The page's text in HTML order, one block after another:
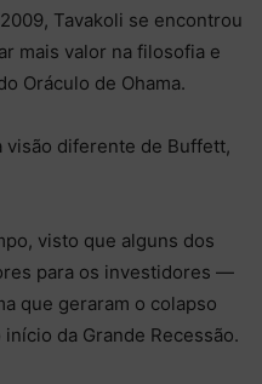
Tavakoli se encontrou
mais valor na filosofia e
Oráculo de Ohama.
visão diferente de Buffett,
visto que alguns dos
para os investidores —
que geraram o colapso
da Grande Recessão.